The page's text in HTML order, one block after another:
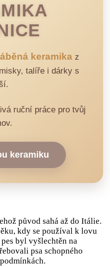
keramika z
talíře i dárky s
ruční práce pro tvůj
keramiku
původ sahá až do Itálie.
kdy se používal k lovu
byl vyšlechtěn na
psa schopného